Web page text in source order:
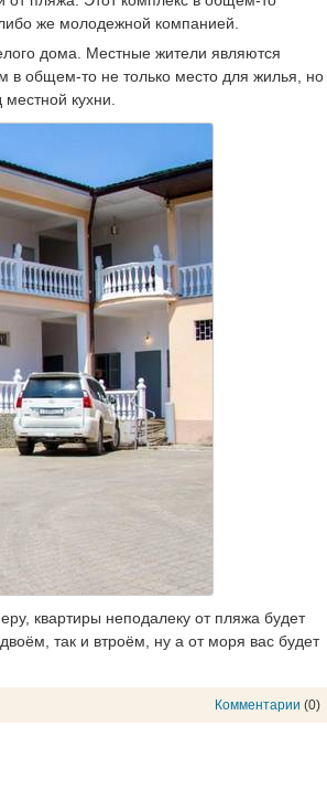
же молодежной компанией.
дома. Местные жители являются
в общем-то не только место для жилья, но
кухни.
квартиры неподалеку от пляжа будет
так и втроём, ну а от моря вас будет
Комментарии (0)